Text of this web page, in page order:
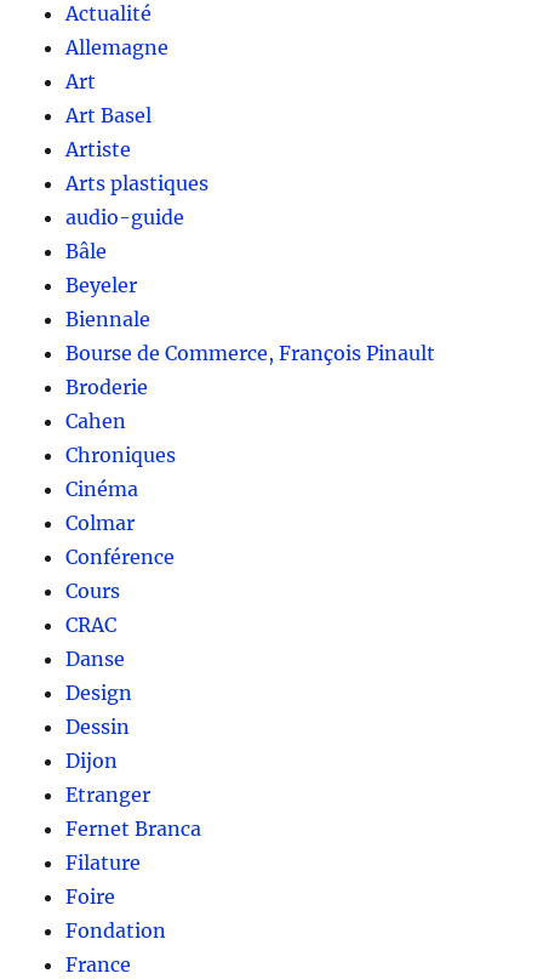
Actualité
Allemagne
Art
Art Basel
Artiste
Arts plastiques
audio-guide
Bâle
Beyeler
Biennale
Bourse de Commerce, François Pinault
Broderie
Cahen
Chroniques
Cinéma
Colmar
Conférence
Cours
CRAC
Danse
Design
Dessin
Dijon
Etranger
Fernet Branca
Filature
Foire
Fondation
France